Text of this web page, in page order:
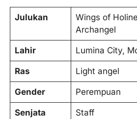
Julukan
Wings of
Archangel
Lahir Lumina City,
Ras Light angel
Gender Perempuan
Senjata Staff